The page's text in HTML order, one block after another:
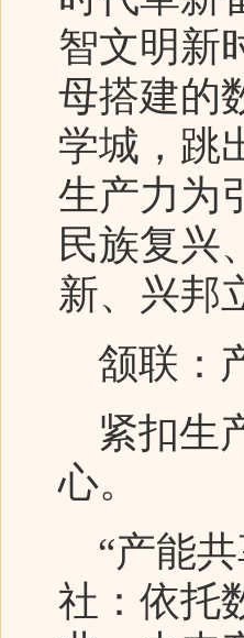
智文明新
母搭建的
学城，跳
生产力为
民族复兴
新、兴邦
颔联：
紧扣生
心。
“产能共
社：依托